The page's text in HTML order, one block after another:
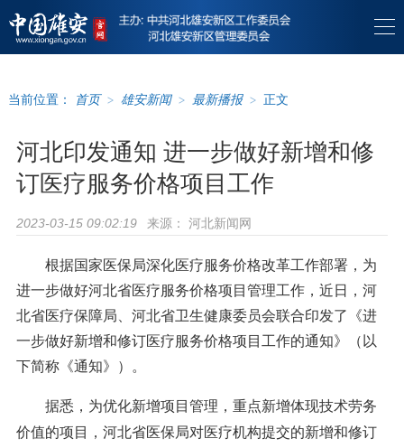
当前位置： 首页 > 雄安新闻 > 最新播报 > 正文
河北印发通知 进一步做好新增和修
订医疗服务价格项目工作
2023-03-15 09:02:19 来源： 河北新闻网
根据国家医保局深化医疗服务价格改革工作部署，为
进一步做好河北省医疗服务价格项目管理工作，近日，河
北省医疗保障局、河北省卫生健康委员会联合印发了《进
一步做好新增和修订医疗服务价格项目工作的通知》（以
下简称《通知》）。
据悉，为优化新增项目管理，重点新增体现技术劳务
价值的项目，河北省医保局对医疗机构提交的新增和修订